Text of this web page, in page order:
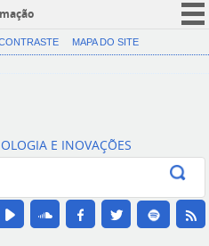
CORONAVÍRUS (COVID-19)
Canais
MAPA DO SITE
E INOVAÇÕES